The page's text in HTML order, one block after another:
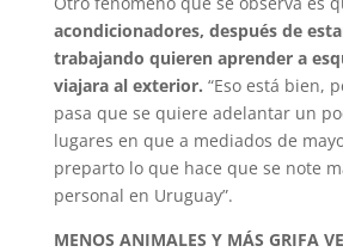
acondicionadores, después de
trabajando quieren aprender a
viajara al exterior. “Eso está bien,
pasa que se quiere adelantar un
lugares en que a mediados de
preparto lo que hace que se note
personal en Uruguay”.
MENOS ANIMALES Y MÁS GRIFA